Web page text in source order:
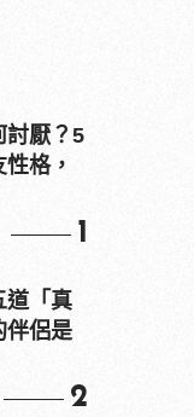
討厭？5
格，
1
道「真
伴侶是
2